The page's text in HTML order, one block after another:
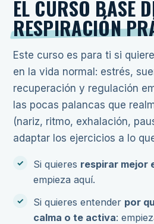
EL CURSO BASE
RESPIRACIÓN
Este curso es para ti si
en la vida normal: estrés,
recuperación y regulación
las pocas palancas que
(nariz, ritmo, exhalación,
adaptar los ejercicios a lo
Si quieres respirar mejor
empieza aquí.
Si quieres entender por
calma o te activa: